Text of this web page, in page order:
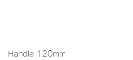
Handle 120mm